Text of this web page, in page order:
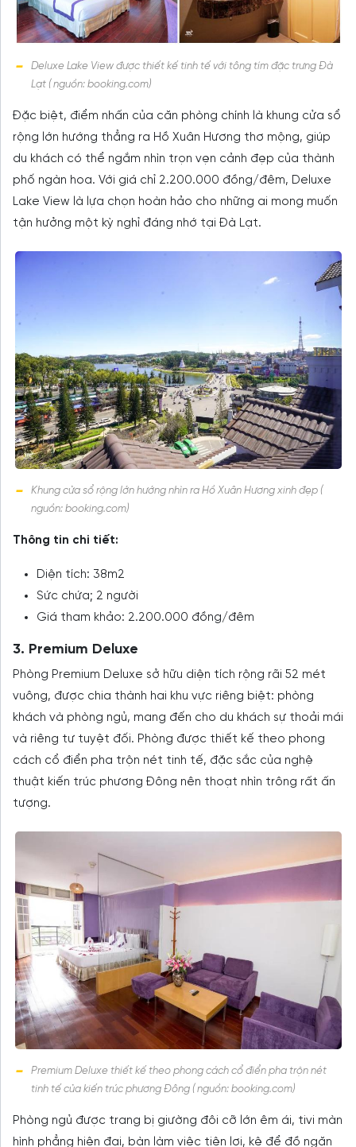
Deluxe Lake View được thiết kế tinh tế với tông tím đặc trưng Đà
Lạt ( nguồn: booking.com)
Đặc biệt, điểm nhấn của căn phòng chính là khung cửa sổ
rộng lớn hướng thẳng ra Hồ Xuân Hương thơ mộng, giúp
du khách có thể ngắm nhìn trọn vẹn cảnh đẹp của thành
phố ngàn hoa. Với giá chỉ 2.200.000 đồng/đêm, Deluxe
Lake View là lựa chọn hoàn hảo cho những ai mong muốn
tận hưởng một kỳ nghỉ đáng nhớ tại Đà Lạt.
Khung cửa sổ rộng lớn hướng nhìn ra Hồ Xuân Hương xinh đẹp (
nguồn: booking.com)
Thông tin chi tiết:
Diện tích: 38m2
Sức chứa; 2 người
Giá tham khảo: 2.200.000 đồng/đêm
3. Premium Deluxe
Phòng Premium Deluxe sở hữu diện tích rộng rãi 52 mét
vuông, được chia thành hai khu vực riêng biệt: phòng
khách và phòng ngủ, mang đến cho du khách sự thoải mái
và riêng tư tuyệt đối. Phòng được thiết kế theo phong
cách cổ điển pha trộn nét tinh tế, đặc sắc của nghệ
thuật kiến trúc phương Đông nên thoạt nhìn trông rất ấn
tượng.
Premium Deluxe thiết kế theo phong cách cổ điển pha trộn nét
tinh tế của kiến trúc phương Đông ( nguồn: booking.com)
Phòng ngủ được trang bị giường đôi cỡ lớn êm ái, tivi màn
hình phẳng hiện đại, bàn làm việc tiện lợi, kệ để đồ ngăn